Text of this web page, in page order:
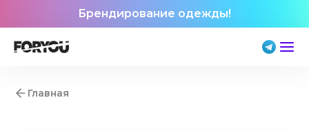
Брендирование одежды!
Главная